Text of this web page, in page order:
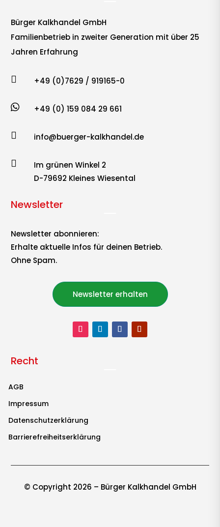
Bürger Kalkhandel GmbH
Familienbetrieb in zweiter Generation mit über 25
Jahren Erfahrung
 +49 (0)7629 / 919165-0
 +49 (0) 159 084 29 661
 info@buerger-kalkhandel.de

Im grünen Winkel 2
D-79692 Kleines Wiesental
Newsletter
Newsletter abonnieren:
Erhalte aktuelle Infos für deinen Betrieb.
Ohne Spam.
Newsletter erhalten
Recht
AGB
Impressum
Datenschutzerklärung
Barrierefreiheitserklärung
© Copyright 2026 – Bürger Kalkhandel GmbH